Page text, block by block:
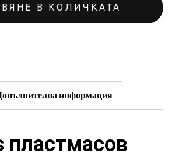
В КОЛИЧКАТА
информация
пластмасов